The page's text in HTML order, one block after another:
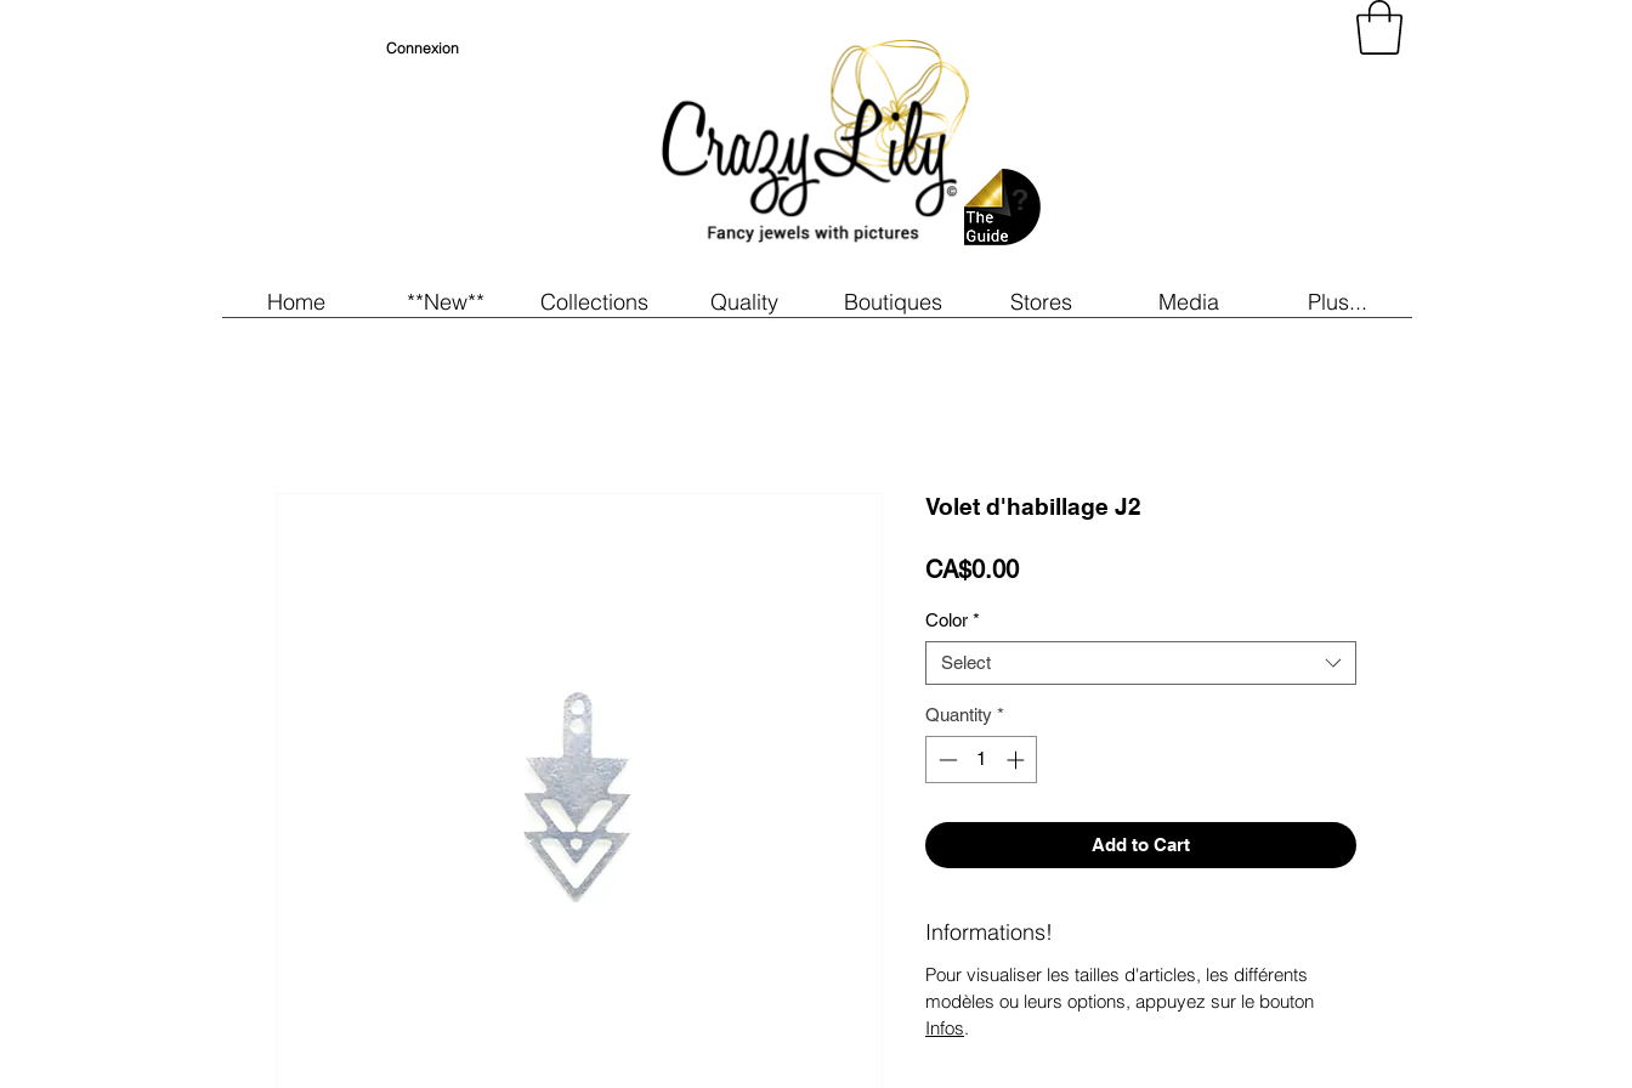
Home **New** Collections Quality Boutiques Stores Media Plus...
Connexion
Volet d'habillage J2
CA$0.00Price
Color *
Select
Quantity *
Add to Cart
Informations!
Pour visualiser les tailles d'articles, les différents
modèles ou leurs options, appuyez sur le bouton
Infos.